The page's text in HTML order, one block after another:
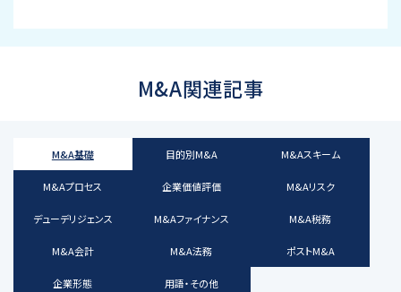
M&A関連記事
M&A基礎 目的別M&A M&Aスキーム
M&Aプロセス 企業価値評価 M&Aリスク
デューデリジェンス M&Aファイナンス M&A税務
M&A会計 M&A法務 ポストM&A
企業形態 用語・その他